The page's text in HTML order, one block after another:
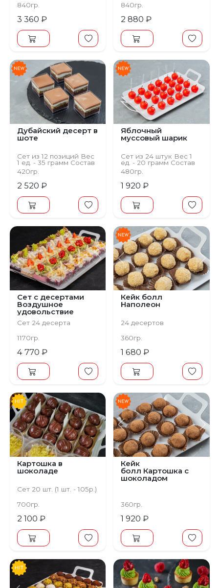
840гр.
3 360 ₽
840гр.
2 880 ₽
Дубайский десерт в
шоте
Сет из 12 позиций Вес
1 ед. - 35 грамм Состав
Бисквит с какао на
миндальной муке,
фисташковя начинка,
крем чиз
420гр.
2 520 ₽
Яблочный
муссовый шарик
Сет из 24 штук Вес 1
ед. - 20 грамм Состав
Мусс яблочный,
бисквит классический,
глазурь зеркальная,
мята
480гр.
1 920 ₽
Предыдущий Следующий
Сет с десертами
Воздушное
удовольствие
Сет 24 десерта
1170гр.
4 770 ₽
Предыдущий
Кейк болл
Наполеон
24 десертов
360гр.
1 680 ₽
Картошка в
шоколаде
Сет 20 шт. (1 шт. - 105р.)
700гр.
2 100 ₽
Предыдущий
Кейк
болл Картошка с
шоколадом
360гр.
1 920 ₽